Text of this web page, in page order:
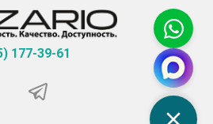
177-39-61